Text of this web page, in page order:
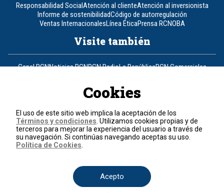
Responsabilidad SocialAtención al clienteAtención al inversionista
Informe de sostenibilidadCódigo de autorregulación
Ventas InternacionalesLínea ÉticaPrensa RCNOBA
Visite también
Canal RCNNoticias RCNRCN RadioLa RepúblicaRCN Comerciales
Un producto de RCN Televisión
Contáctenos
Teléfono+57 (601) 426 92 92
Términos y condiciones
© 2026, RCN Medios.
Cookies
El uso de este sitio web implica la aceptación de los
Términos y condiciones . Utilizamos cookies propias y de
terceros para mejorar la experiencia del usuario a través de
su navegación. Si continúas navegando aceptas su uso.
Política de Cookies
Acepto